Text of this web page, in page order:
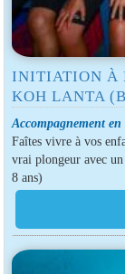
INITIATION À
KOH LANTA
Accompagnement
Faîtes vivre à vos
vrai plongeur avec
8 ans)